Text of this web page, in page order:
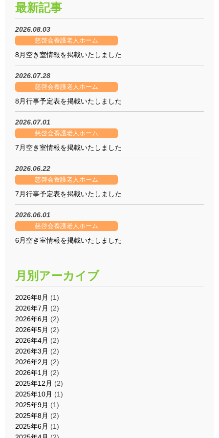
最新記事
2026.08.03
慈啓会養護老人ホーム
8月空き室情報を掲載いたしました
2026.07.28
慈啓会養護老人ホーム
8月行事予定表を掲載いたしました
2026.07.01
慈啓会養護老人ホーム
7月空き室情報を掲載いたしました
2026.06.22
慈啓会養護老人ホーム
7月行事予定表を掲載いたしました
2026.06.01
慈啓会養護老人ホーム
6月空き室情報を掲載いたしました
月別アーカイブ
2026年8月 (1)
2026年7月 (2)
2026年6月 (2)
2026年5月 (2)
2026年4月 (2)
2026年3月 (2)
2026年2月 (2)
2026年1月 (2)
2025年12月 (2)
2025年10月 (1)
2025年9月 (1)
2025年8月 (2)
2025年6月 (1)